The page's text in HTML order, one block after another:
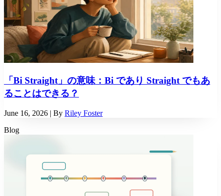
「Bi Straight」の意味：Bi であり Straight でもあ
ることはできる？
June 16, 2026 | By Riley Foster
Blog